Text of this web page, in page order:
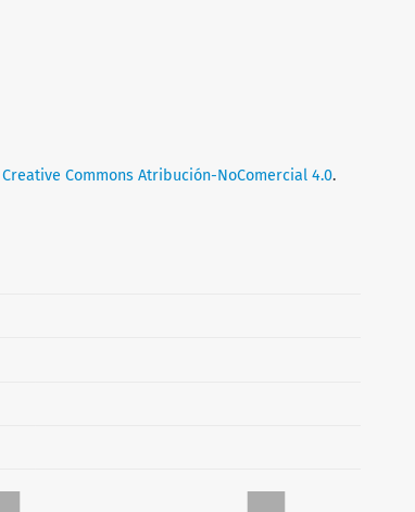
Creative Commons Atribución-NoComercial 4.0.